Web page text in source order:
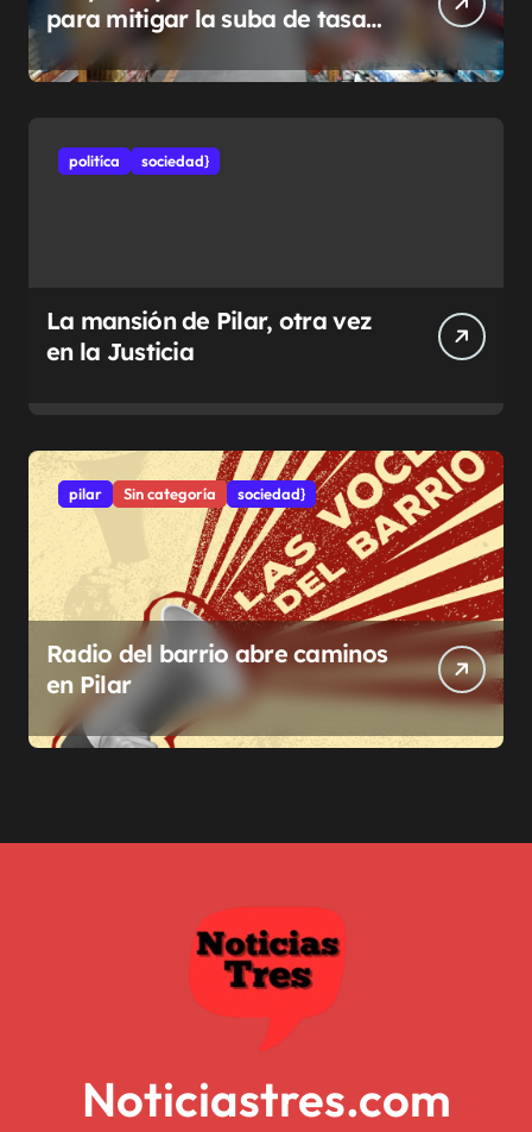
para mitigar la suba de tasas
municipales
politíca sociedad}
La mansión de Pilar, otra vez
en la Justicia
pilar Sin categoría sociedad}
Radio del barrio abre caminos
en Pilar
Noticiastres.com